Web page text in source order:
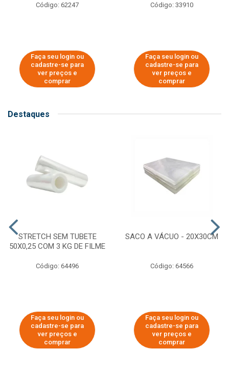
Código: 62247
Faça seu login ou
cadastre-se para
ver preços e
comprar
Código: 33910
Faça seu login ou
cadastre-se para
ver preços e
comprar
Destaques
STRETCH SEM TUBETE
50X0,25 COM 3 KG DE FILME
Código: 64496
Faça seu login ou
cadastre-se para
ver preços e
comprar
SACO A VÁCUO - 20X30CM
Código: 64566
Faça seu login ou
cadastre-se para
ver preços e
comprar